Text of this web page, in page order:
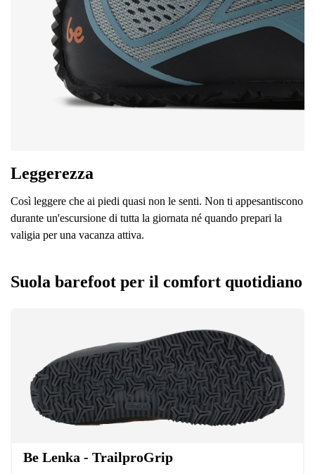
Cambiare
Leggerezza
Così leggere che ai piedi quasi non le senti. Non ti appesantiscono
durante un'escursione di tutta la giornata né quando prepari la
valigia per una vacanza attiva.
Suola barefoot per il comfort quotidiano
Be Lenka - TrailproGrip
Acconsento al trattamento dei dati personali inseriti ai sensi di
queste condizioni e alla loro pubblicazione.
Valutazione
Acconsento al trattamento dei dati personali inseriti ai sensi di
queste condizioni
e alla loro pubblicazione.
Aggiungi una valutazione